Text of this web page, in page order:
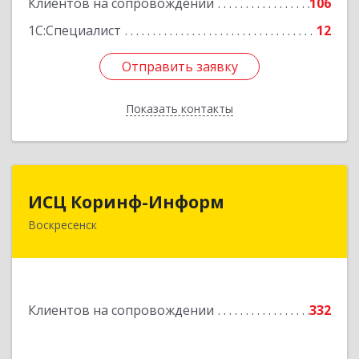
1С:Специалист
12
Отправить заявку
Показать контакты
Отправить заявку
Назад
ИСЦ Коринф-Информ
Воскресенск
Клиентов на сопровождении 332
ИСЦ Коринф-Информ
140200, Московская обл, Воскресенский р-н,
Подробнее